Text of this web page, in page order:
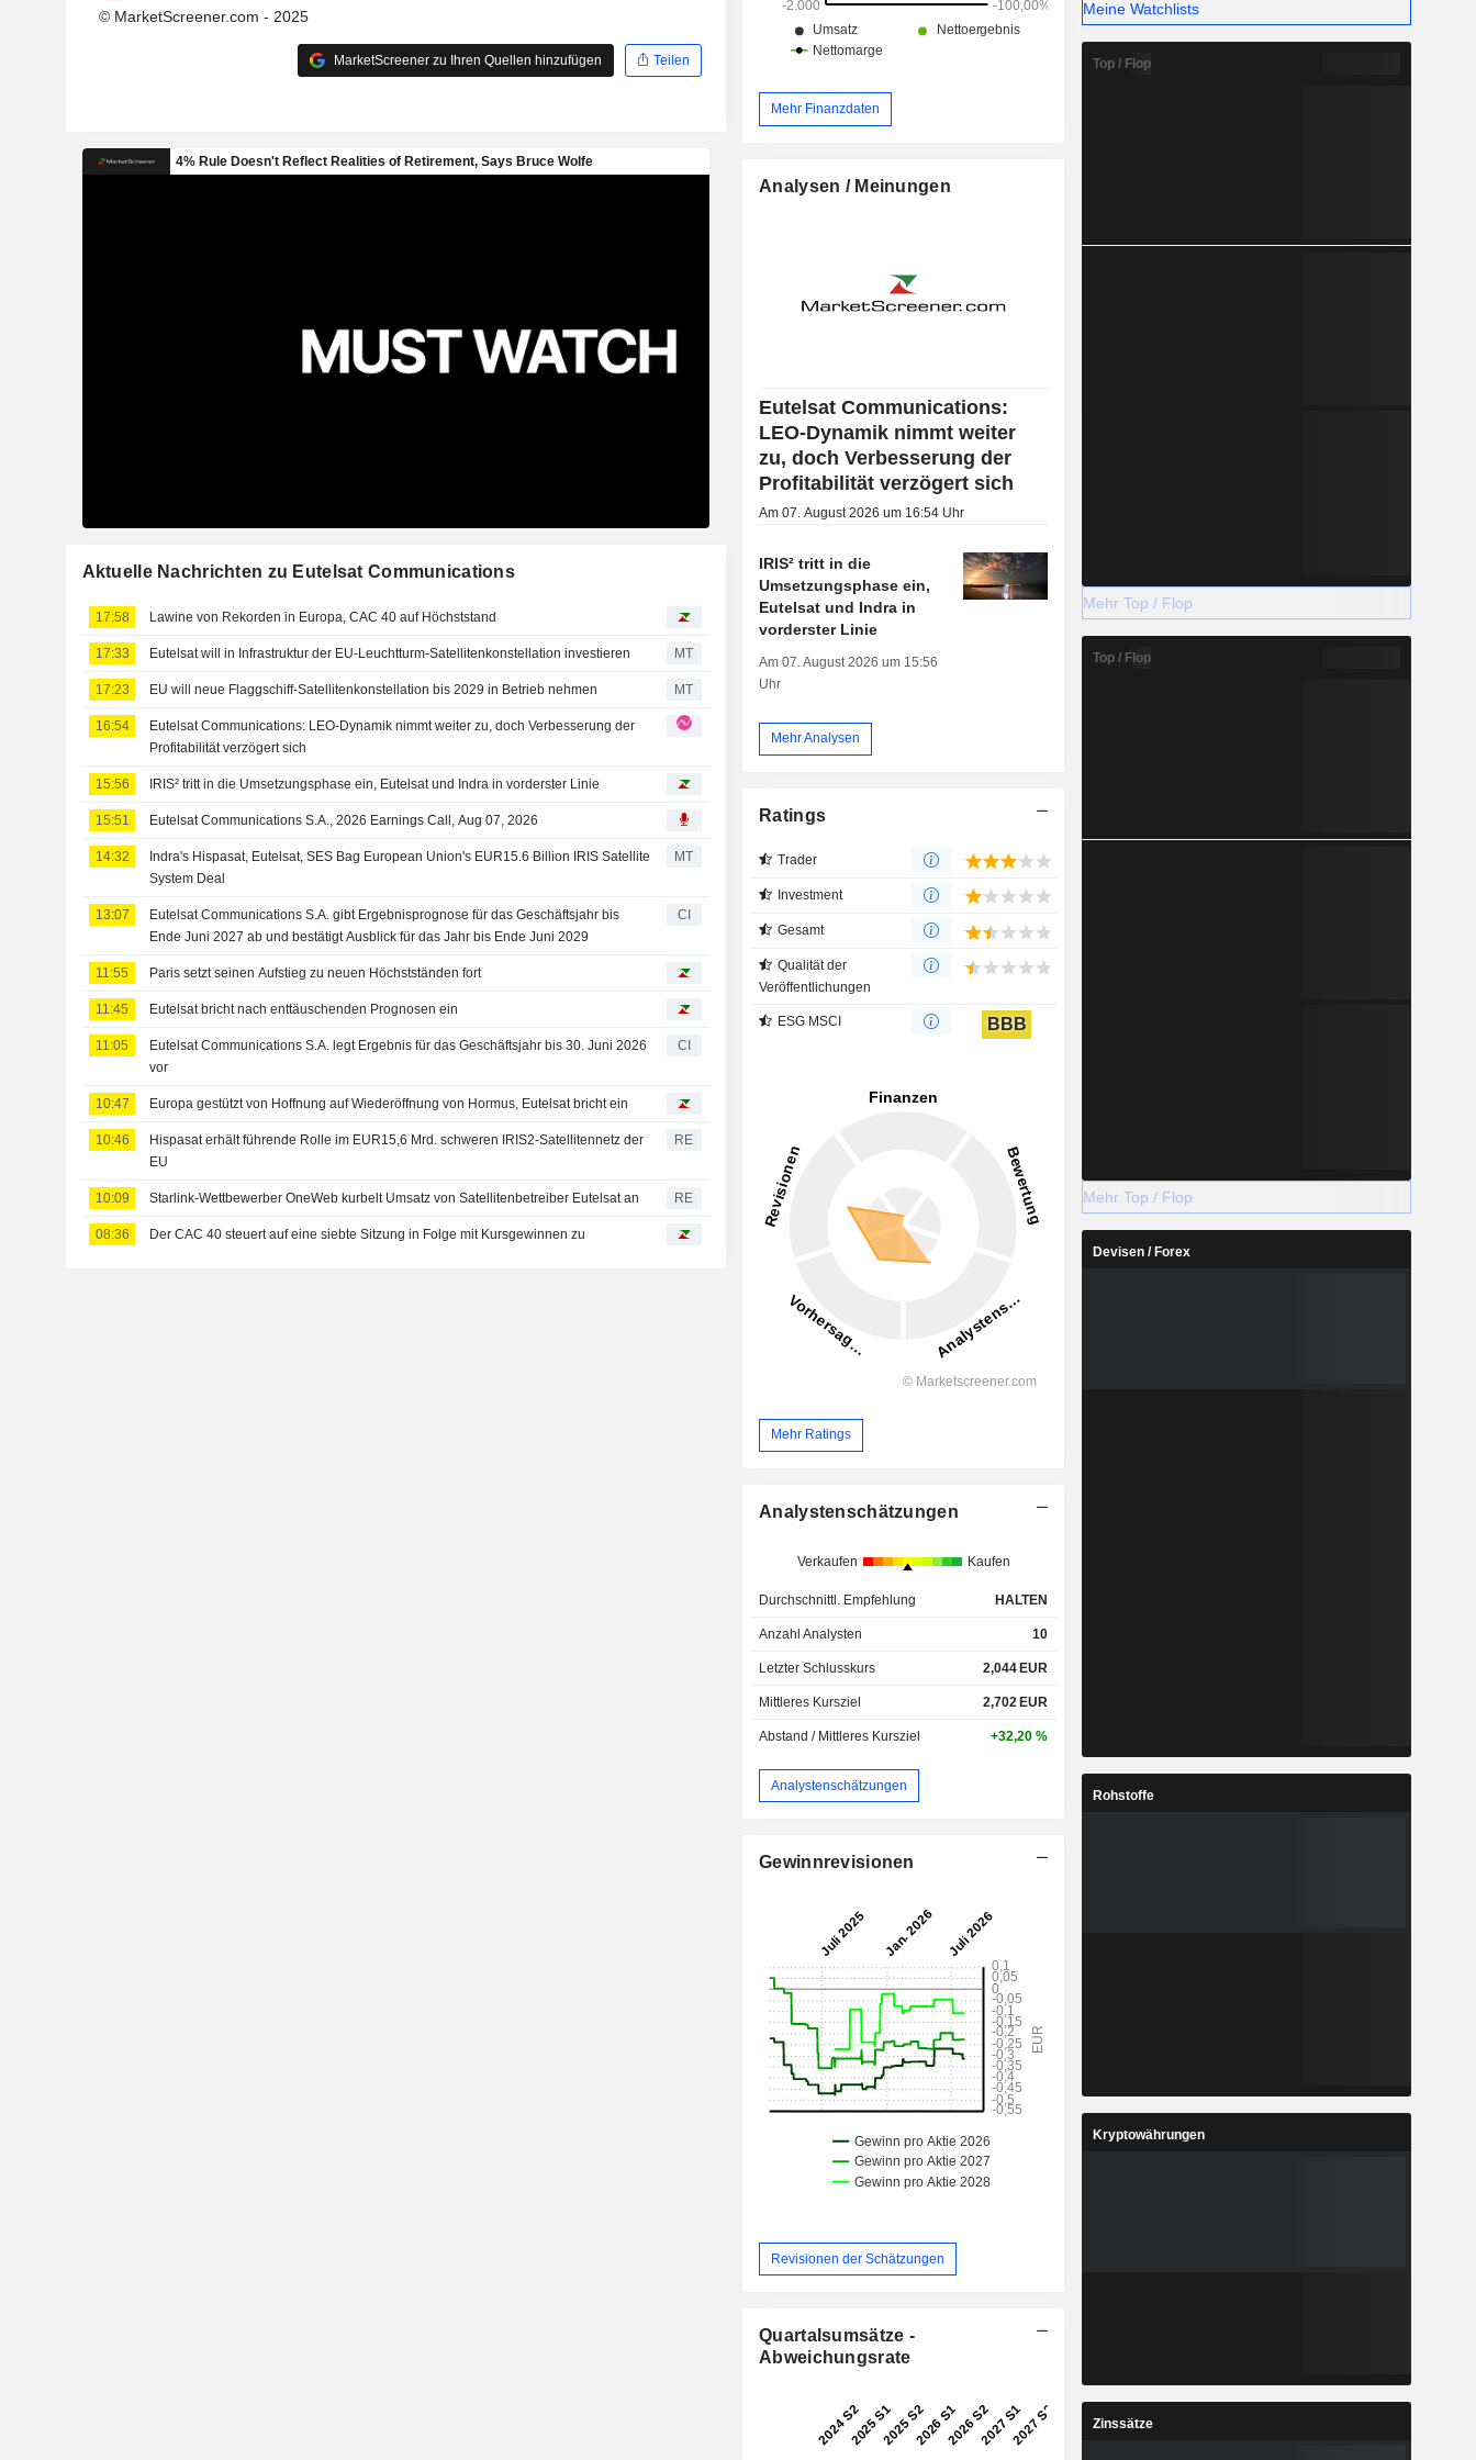
© MarketScreener.com - 2025
MarketScreener zu Ihren Quellen hinzufügen Teilen
Aktuelle Nachrichten zu Eutelsat Communications
17:58 Lawine von Rekorden in Europa, CAC 40 auf Höchststand
17:33 Eutelsat will in Infrastruktur der EU-Leuchtturm-Satellitenkonstellation investieren MT
17:23 EU will neue Flaggschiff-Satellitenkonstellation bis 2029 in Betrieb nehmen MT
16:54
Eutelsat Communications: LEO-Dynamik nimmt weiter zu, doch Verbesserung der
Profitabilität verzögert sich
15:56 IRIS² tritt in die Umsetzungsphase ein, Eutelsat und Indra in vorderster Linie
15:51 Eutelsat Communications S.A., 2026 Earnings Call, Aug 07, 2026
14:32
Indra's Hispasat, Eutelsat, SES Bag European Union's EUR15.6 Billion IRIS Satellite
System Deal
MT
13:07
Eutelsat Communications S.A. gibt Ergebnisprognose für das Geschäftsjahr bis
Ende Juni 2027 ab und bestätigt Ausblick für das Jahr bis Ende Juni 2029
CI
11:55 Paris setzt seinen Aufstieg zu neuen Höchstständen fort
11:45 Eutelsat bricht nach enttäuschenden Prognosen ein
11:05
Eutelsat Communications S.A. legt Ergebnis für das Geschäftsjahr bis 30. Juni 2026
vor
CI
10:47 Europa gestützt von Hoffnung auf Wiederöffnung von Hormus, Eutelsat bricht ein
10:46
Hispasat erhält führende Rolle im EUR15,6 Mrd. schweren IRIS2-Satellitennetz der
EU
RE
10:09 Starlink-Wettbewerber OneWeb kurbelt Umsatz von Satellitenbetreiber Eutelsat an RE
08:36 Der CAC 40 steuert auf eine siebte Sitzung in Folge mit Kursgewinnen zu
Mehr Finanzdaten
Analysen / Meinungen
Eutelsat Communications:
LEO-Dynamik nimmt weiter
zu, doch Verbesserung der
Profitabilität verzögert sich
Am 07. August 2026 um 16:54 Uhr
IRIS² tritt in die
Umsetzungsphase ein,
Eutelsat und Indra in
vorderster Linie
Am 07. August 2026 um 15:56
Uhr
Mehr Analysen
Ratings
Trader
Investment
Gesamt
Qualität der
Veröffentlichungen
ESG MSCI BBB
Mehr Ratings
Analystenschätzungen
Verkaufen Kaufen
Durchschnittl. Empfehlung HALTEN
Anzahl Analysten 10
Letzter Schlusskurs 2,044 EUR
Mittleres Kursziel 2,702 EUR
Abstand / Mittleres Kursziel +32,20 %
Analystenschätzungen
Gewinnrevisionen
Revisionen der Schätzungen
Quartalsumsätze -
Abweichungsrate
Meine Watchlists
Top / Flop
Mehr Top / Flop
Top / Flop
Mehr Top / Flop
Devisen / Forex
Rohstoffe
Kryptowährungen
Zinssätze